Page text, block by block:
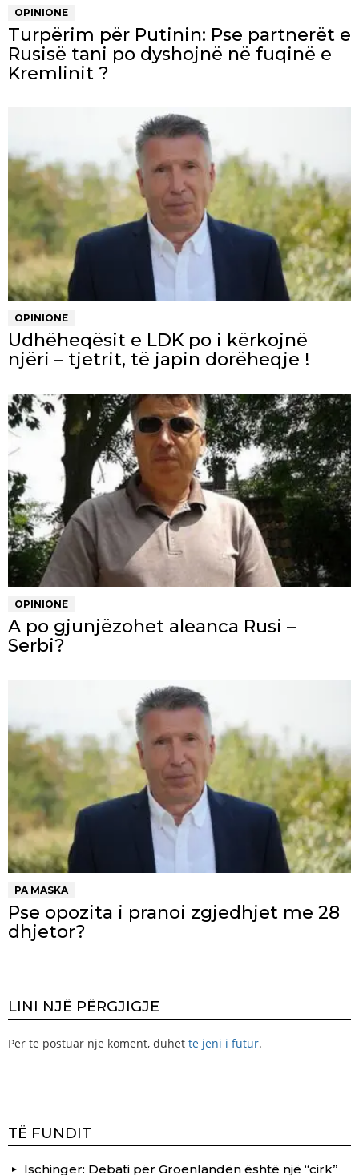
OPINIONE
Turpërim për Putinin: Pse partnerët e
Rusisë tani po dyshojnë në fuqinë e
Kremlinit ?
OPINIONE
Udhëheqësit e LDK po i kërkojnë
njëri – tjetrit, të japin dorëheqje !
OPINIONE
A po gjunjëzohet aleanca Rusi –
Serbi?
PA MASKA
Pse opozita i pranoi zgjedhjet me 28
dhjetor?
LINI NJË PËRGJIGJE
Për të postuar një koment, duhet të jeni i futur.
TË FUNDIT
Ischinger: Debati për Groenlandën është një “cirk”